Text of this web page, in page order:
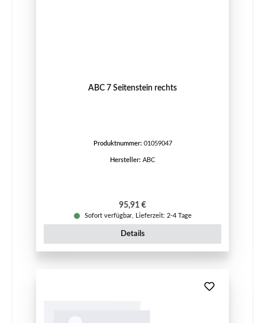
ABC 7 Seitenstein rechts
Produktnummer: 01059047
Hersteller: ABC
Regulärer Preis:
95,91 €
Sofort verfügbar, Lieferzeit: 2-4 Tage
Details